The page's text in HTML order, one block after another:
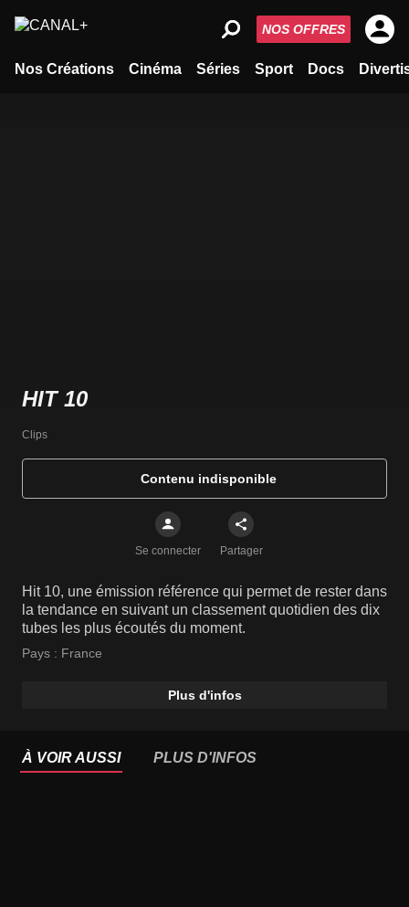
Nos Créations Cinéma Séries Sport Docs
NOS OFFRES
HIT 10
Clips
Contenu indisponible
Se connecter Partager
Hit 10, une émission référence qui permet de rester dans
la tendance en suivant un classement quotidien des dix
tubes les plus écoutés du moment.
Pays : France
Plus d'infos
À VOIR AUSSI PLUS D'INFOS